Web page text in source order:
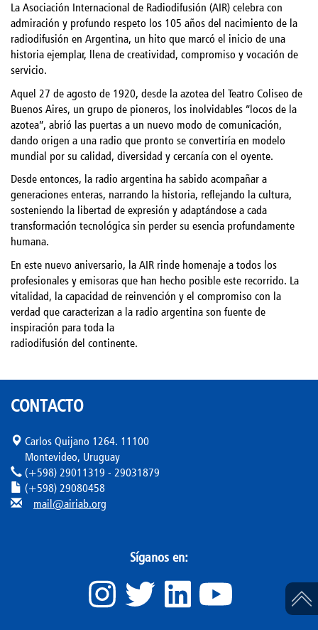
La Asociación Internacional de Radiodifusión (AIR) celebra con
admiración y profundo respeto los 105 años del nacimiento de la
radiodifusión en Argentina, un hito que marcó el inicio de una
historia ejemplar, llena de creatividad, compromiso y vocación de
servicio.
Aquel 27 de agosto de 1920, desde la azotea del Teatro Coliseo de
Buenos Aires, un grupo de pioneros, los inolvidables “locos de la
azotea”, abrió las puertas a un nuevo modo de comunicación,
dando origen a una radio que pronto se convertiría en modelo
mundial por su calidad, diversidad y cercanía con el oyente.
Desde entonces, la radio argentina ha sabido acompañar a
generaciones enteras, narrando la historia, reflejando la cultura,
sosteniendo la libertad de expresión y adaptándose a cada
transformación tecnológica sin perder su esencia profundamente
humana.
En este nuevo aniversario, la AIR rinde homenaje a todos los
profesionales y emisoras que han hecho posible este recorrido. La
vitalidad, la capacidad de reinvención y el compromiso con la
verdad que caracterizan a la radio argentina son fuente de
inspiración para toda la
radiodifusión del continente.
CONTACTO
Carlos Quijano 1264. 11100
Montevideo, Uruguay
(+598) 29011319 - 29031879
(+598) 29080458
mail@airiab.org
Síganos en: